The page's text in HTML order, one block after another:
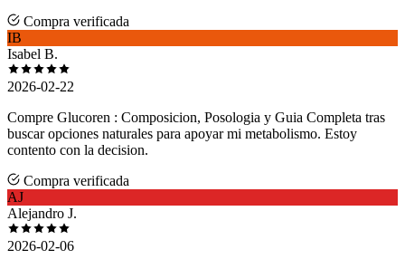
Compra verificada
IB
Isabel B.
2026-02-22
Compre Glucoren : Composicion, Posologia y Guia Completa tras
buscar opciones naturales para apoyar mi metabolismo. Estoy
contento con la decision.
Compra verificada
AJ
Alejandro J.
2026-02-06